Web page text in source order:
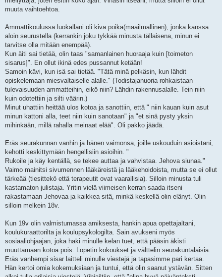
muuta vaihtoehtoa.
Ammattikoulussa luokallani oli kiva poika(maailmallinen), jonka kanssa
aloin seurustella (kerrankin joku tykkää minusta tällaisena, minun ei
tarvitse olla mitään enempää).
Kun äiti sai tietää, olin taas "samanlainen huoraaja kuin [toimeton
sisarus]". En ollut ikinä edes pussannut ketään!
Samoin kävi, kun isä sai tietää. "Tätä minä pelkäsin, kun lähdit
opiskelemaan miesvaltaiselle alalle." (Todistajanuoria rohkaistaan
tulevaisuuden ammatteihin, eikö niin? Lähdin rakennusalalle. Tein niin
kuin odotettiin ja silti väärin.)
Minut uhattiin heittää ulos kotoa ja sanottiin, että " niin kauan kuin asut
minun kattoni alla, teet niin kuin sanotaan" ja "et sinä pysty yksin
mihinkään, millä rahalla meinaat elää". Oli pakko jäädä.
Eräs seurakunnan vanhin ja hänen vaimonsa, joille uskouduin asioistani,
kehotti keskittymään hengellisiin asioihin. "
Rukoile ja käy kentällä, se tekee auttaa ja vahvistaa. Jehova siunaa."
Vaimo mainitsi sivumennen lääkäreistä ja lääkehoidoista, mutta se ei ollut
tärkeää (tiesittekö että terapeutit ovat vaarallisia). Silloin minusta tuli
kastamaton julistaja. Yritin vielä viimeisen kerran saada itseni
rakastamaan Jehovaa ja kaikkea sitä, minkä keskellä olin elänyt. Olin
silloin melkein 18v.
Kun 19v olin valmistumassa amiksesta, hankin apua opettajaltani,
koulukuraattorilta ja koulupsykologilta. Sain avukseni myös
sosiaaliohjaajan, joka haki minulle kelan tuet, että pääsin äkisti
muuttamaan kotoa pois. Lopetin kokoukset ja välttelin seurakuntalaisia.
Eräs vanhempi sisar laitteli minulle viestejä ja tapasimme pari kertaa.
Hän kertoi omia kokemuksiaan ja tuntui, että olin saanut ystävän. Sitten